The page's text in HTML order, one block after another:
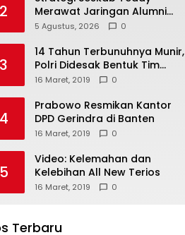
2
Merawat Jaringan Alumni
Akademi TNI-Polri 2011 Dinilai
Membangun Loyalitas
5 Agustus, 2026 0
3
14 Tahun Terbunuhnya Munir,
Polri Didesak Bentuk Tim
Khusus
16 Maret, 2019 0
4
Prabowo Resmikan Kantor
DPD Gerindra di Banten
16 Maret, 2019 0
5
Video: Kelemahan dan
Kelebihan All New Terios
16 Maret, 2019 0
Terbaru